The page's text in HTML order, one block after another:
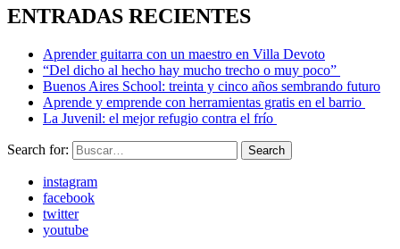
ENTRADAS RECIENTES
Aprender guitarra con un maestro en Villa Devoto
“Del dicho al hecho hay mucho trecho o muy poco”
Buenos Aires School: treinta y cinco años sembrando futuro
Aprende y emprende con herramientas gratis en el barrio
La Juvenil: el mejor refugio contra el frío
Search for: Search
instagram
facebook
twitter
youtube